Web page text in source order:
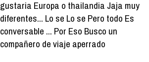
gustaria Europa o thailandia Jaja muy
diferentes... Lo se Lo se Pero todo Es
conversable ... Por Eso Busco un
compañero de viaje aperrado